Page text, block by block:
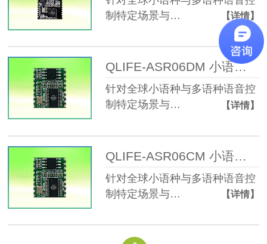
制特定场景与…
【详情】
QLIFE-ASR06DM 小语种离线语音模块
针对全球小语种与多语种语音控
制特定场景与…
【详情】
QLIFE-ASR06CM 小语种离线语音模块
针对全球小语种与多语种语音控
制特定场景与…
【详情】